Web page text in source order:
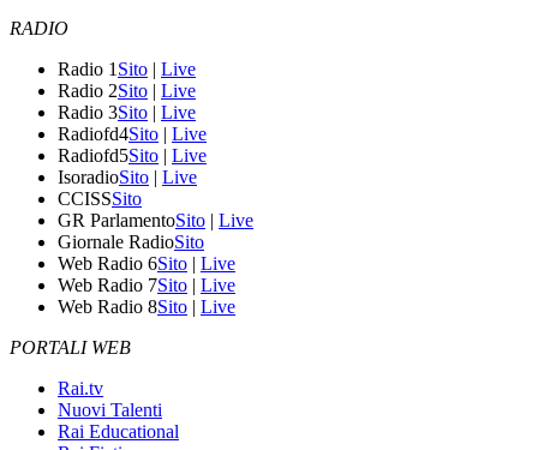
RADIO
Radio 1 Sito | Live
Radio 2Sito | Live
Radio 3Sito | Live
Radiofd4Sito | Live
Radiofd5Sito | Live
IsoradioSito | Live
CCISSSito
GR ParlamentoSito | Live
Giornale RadioSito
Web Radio 6Sito | Live
Web Radio 7Sito | Live
Web Radio 8Sito | Live
PORTALI WEB
Rai.tv
Nuovi Talenti
Rai Educational